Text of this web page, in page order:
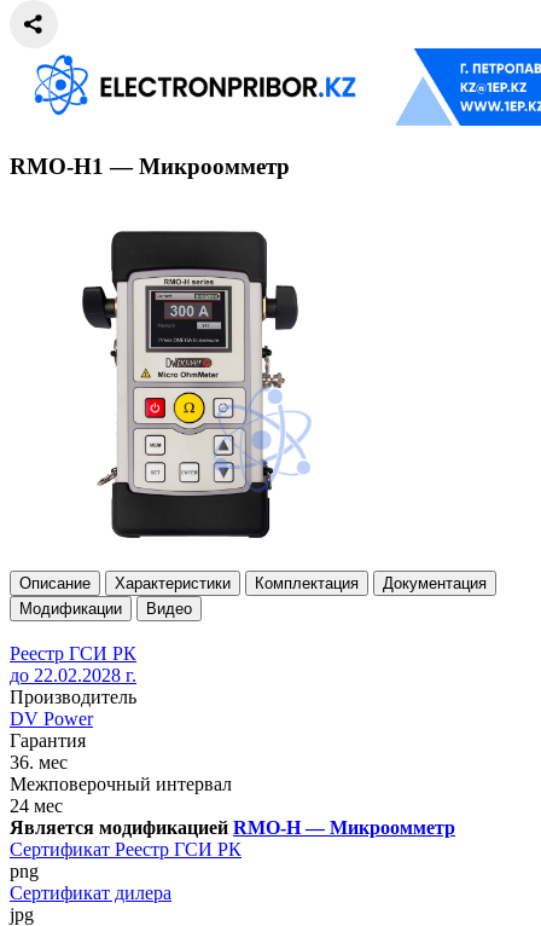
RMO-H1 — Микроомметр
Описание Характеристики Комплектация
Документация
Модификации
Видео
Реестр ГСИ РК
до 22.02.2028 г.
Производитель
DV Power
Гарантия
36. мес
Межповерочный интервал
24 мес
Является модификацией RMO-H — Микроомметр
Сертификат Реестр ГСИ РК
png
Сертификат дилера
jpg